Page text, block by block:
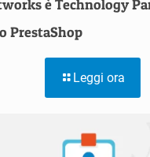
è Technology
PrestaShop
Leggi ora